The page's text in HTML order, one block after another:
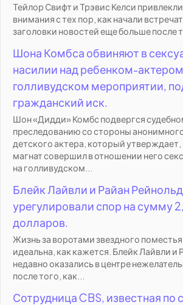
Тейлор Свифт и Трэвис Келси
внимания с тех пор, как начали
заголовки новостей еще больше после
Шона Комбса обвиняют в
насилии над ребенком-
голливудском мероприятии,
гражданский иск.
Шон «Дидди» Комбс подвергся
преследованию со стороны
детского актера, который
магнат совершил в отношении него
на голливудском...
Блейк Лайвли и Райан
урегулировали спор на сумму
долларов.
Жизнь за воротами звездного поместья
идеальна, как кажется. Блейк Лайвли и
недавно оказались в центре
после того, как...
Сотрудница CBS, известная по